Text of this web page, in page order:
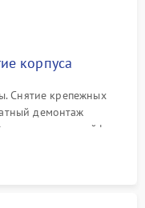
корпуса
Снятие крепежных
демонтаж
шлейфов
платам, катушкам